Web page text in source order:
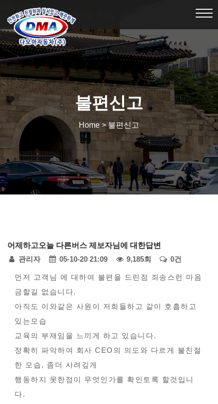
불편신고
Home > 불편신고
어제하고오늘 다른버스 제보자님에 대한답변
페
이
지
정
보
관리자 05-10-20 21:09 9,185회 0건
본
문
먼저 고객님 에 대하여 불편을 드린점 죄송스런 마음
금할길 없습니다.
아직도 이와같은 사원이 저희들하고 같이 호흡하고
있는모습
교육의 부재임을 느끼게 하고 있습니다.
정확히 파악하여 회사 CEO의 의도와 다르게 불친절
한 모습, 좀더 사려깊게
행동하지 못한점이 무엇인가를 확인토록 할것입니
다.